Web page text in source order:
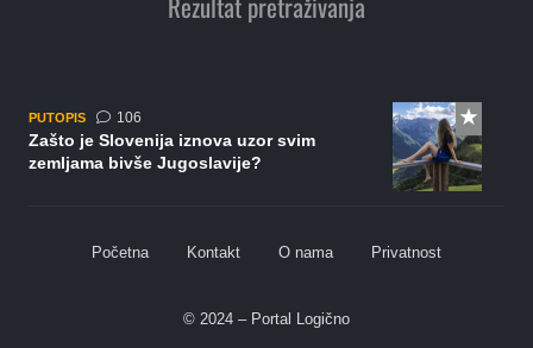
PUTOPIS 106komentara
Zašto je Slovenija iznova uzor svim
zemljama bivše Jugoslavije?
Početna Kontakt O nama Privatnost
© 2024 – Portal Logično